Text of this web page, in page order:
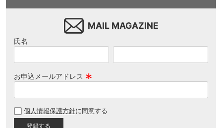
MAIL MAGAZINE
氏名
お申込メールアドレス
須
個人情報保護方針に同意する